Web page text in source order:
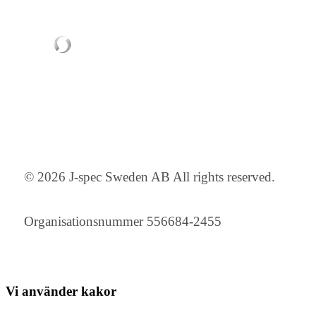
© 2026 J-spec Sweden AB All rights reserved.
Organisationsnummer 556684-2455
Vi använder kakor